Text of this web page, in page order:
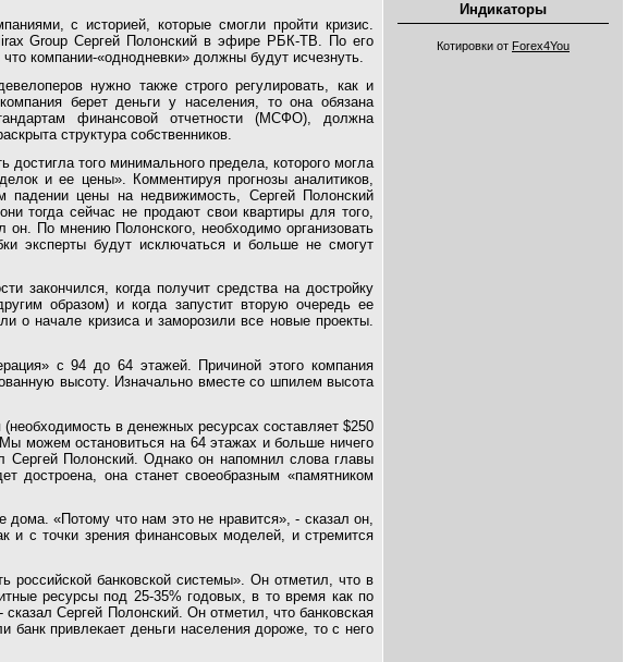
с историей, которые смогли пройти кризис.
Group Сергей Полонский в эфире РБК-ТВ. По его
компании-«однодневки» должны будут исчезнуть.
нужно также строго регулировать, как и
берет деньги у населения, то она обязана
финансовой отчетности (МСФО), должна
структура собственников.
того минимального предела, которого могла
и ее цены». Комментируя прогнозы аналитиков,
падении цены на недвижимость, Сергей Полонский
тогда сейчас не продают свои квартиры для того,
По мнению Полонского, необходимо организовать
эксперты будут исключаться и больше не смогут
закончился, когда получит средства на достройку
образом) и когда запустит вторую очередь ее
о начале кризиса и заморозили все новые проекты.
с 94 до 64 этажей. Причиной этого компания
высоту. Изначально вместе со шпилем высота
в денежных ресурсах составляет $250
можем остановиться на 64 этажах и больше ничего
Сергей Полонский. Однако он напомнил слова главы
достроена, она станет своеобразным «памятником
дома. «Потому что нам это не нравится», - сказал он,
и с точки зрения финансовых моделей, и стремится
российской банковской системы». Он отметил, что в
ресурсы под 25-35% годовых, в то время как по
Сергей Полонский. Он отметил, что банковская
привлекает деньги населения дороже, то с него
Индикаторы
Котировки от Forex4You